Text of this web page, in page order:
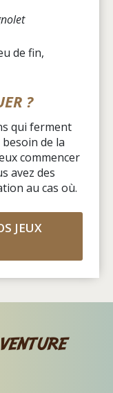
de fin,
?
qui ferment
de la
commencer
avez des
au cas où.
JEUX